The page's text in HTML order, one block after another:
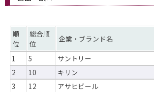
順
位
総合順
位
企業・ブランド名
1
5 サントリー
2
10 キリン
3
12 アサヒビール